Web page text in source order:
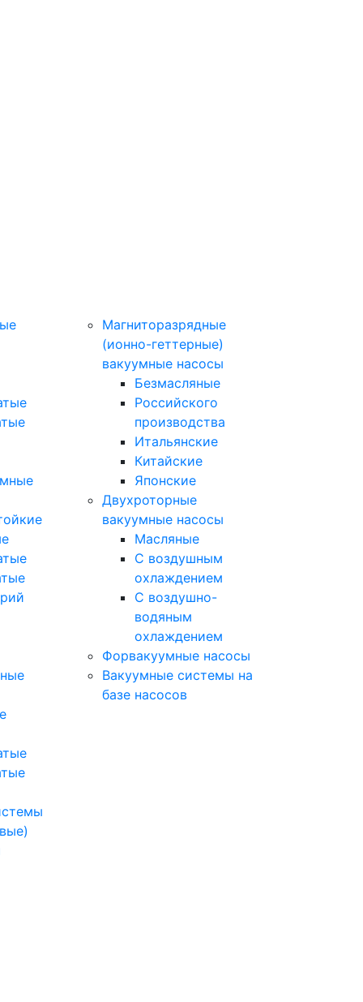
Магниторазрядные
(ионно-геттерные)
вакуумные насосы
Безмасляные
Российского
производства
Итальянские
Китайские
Японские
Двухроторные
вакуумные насосы
Масляные
C воздушным
охлаждением
C воздушно-
водяным
охлаждением
Форвакуумные насосы
Вакуумные системы на
базе насосов